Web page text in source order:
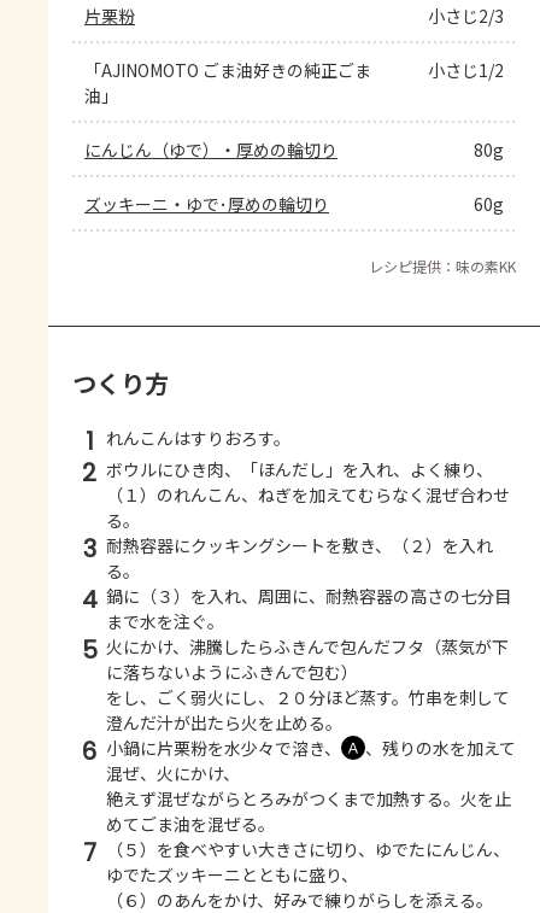
片栗粉 小さじ2/3
「AJINOMOTO ごま油好きの純正ごま
油」
小さじ1/2
にんじん（ゆで）・厚めの輪切り 80g
ズッキーニ・ゆで･厚めの輪切り 60g
レシピ提供：味の素KK
つくり方
1 れんこんはすりおろす。
2 ボウルにひき肉、「ほんだし」を入れ、よく練り、
（１）のれんこん、ねぎを加えてむらなく混ぜ合わせ
る。
3 耐熱容器にクッキングシートを敷き、（２）を入れ
る。
4 鍋に（３）を入れ、周囲に、耐熱容器の高さの七分目
まで水を注ぐ。
5 火にかけ、沸騰したらふきんで包んだフタ（蒸気が下
に落ちないようにふきんで包む）
をし、ごく弱火にし、２０分ほど蒸す。竹串を刺して
澄んだ汁が出たら火を止める。
6 小鍋に片栗粉を水少々で溶き、 Ａ 、残りの水を加えて
混ぜ、火にかけ、
絶えず混ぜながらとろみがつくまで加熱する。火を止
めてごま油を混ぜる。
7
（５）を食べやすい大きさに切り、ゆでたにんじん、
ゆでたズッキーニとともに盛り、
（６）のあんをかけ、好みで練りがらしを添える。